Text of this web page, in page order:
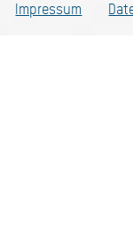
Impressum